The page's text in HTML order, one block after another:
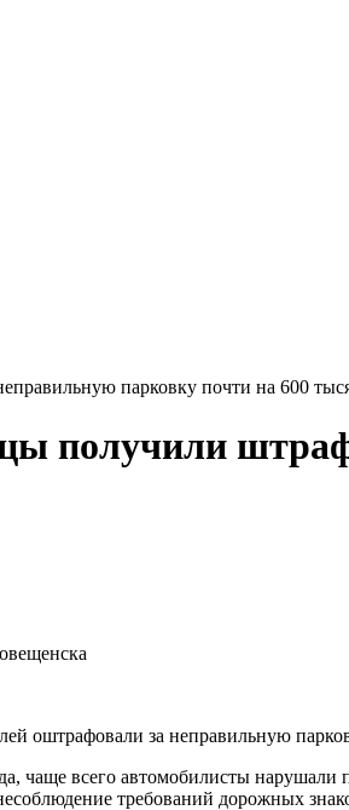
парковку почти на 600
получили
оштрафовали за неправильную
чаще всего автомобилисты
требований дорожных